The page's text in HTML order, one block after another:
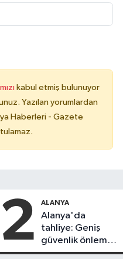
kabul etmiş bulunuyor
Yazılan yorumlardan
Haberleri - Gazete
2 ALANYA
Alanya'da
tahliye: Geniş
güvenlik önlemi
alındı